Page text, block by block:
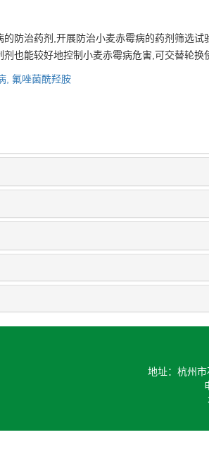
的防治药剂,开展防治小麦赤霉病的药剂筛选试
剂也能较好地控制小麦赤霉病危害,可交替轮
, 氟唑菌酰羟胺
地址：杭州